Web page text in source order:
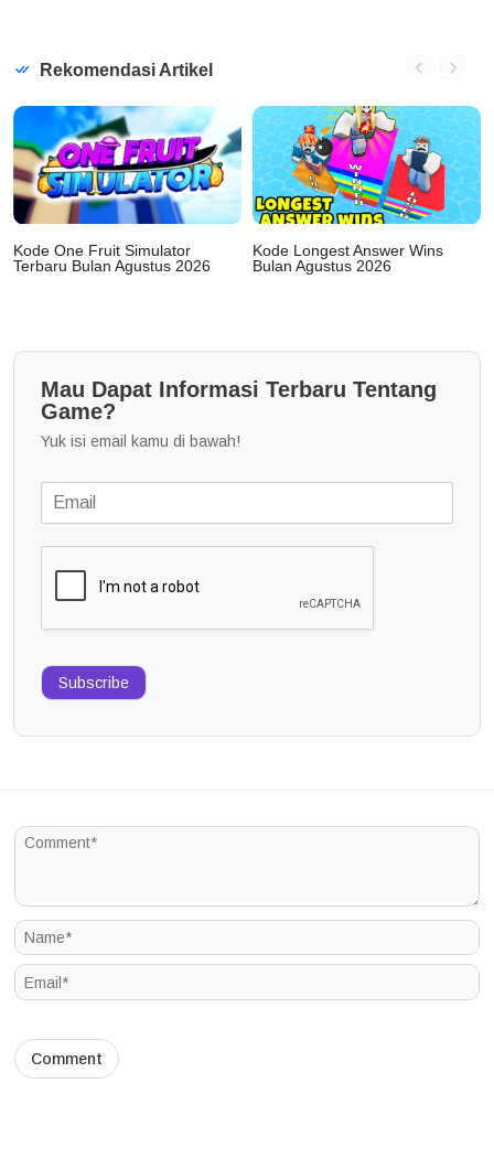
Rekomendasi Artikel
Kode One Fruit Simulator
Terbaru Bulan Agustus 2026
Kode Longest Answer Wins
Bulan Agustus 2026
Mau Dapat Informasi Terbaru Tentang
Game?
Yuk isi email kamu di bawah!
Subscribe